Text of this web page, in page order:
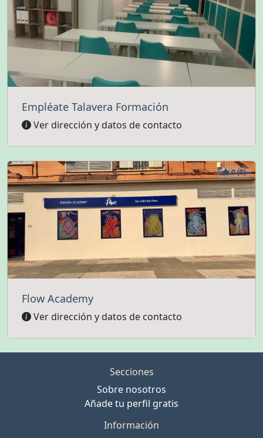
Empléate Talavera Formación
Ver dirección y datos de contacto
0 (0)
Flow Academy
Ver dirección y datos de contacto
Secciones
Sobre nosotros
Añade tu perfil gratis
Información